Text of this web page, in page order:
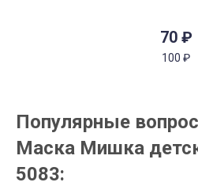
70 ₽
100 ₽
Популярные
Маска Мишка
5083: